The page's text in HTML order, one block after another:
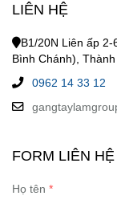
LIÊN HỆ
B1/20N Liên ấp
Bình Chánh),
0962 14 33 12
FORM LIÊN HỆ
Họ tên